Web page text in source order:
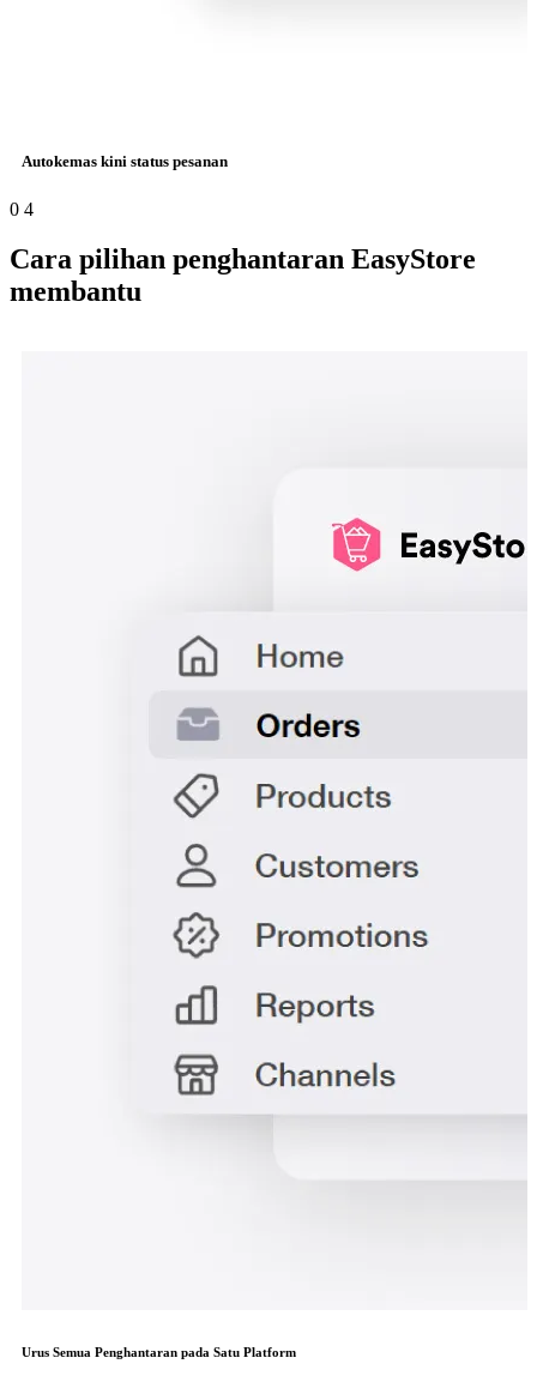
Autokemas kini status pesanan
0 4
Cara pilihan penghantaran EasyStore
membantu
Urus Semua Penghantaran pada Satu Platform